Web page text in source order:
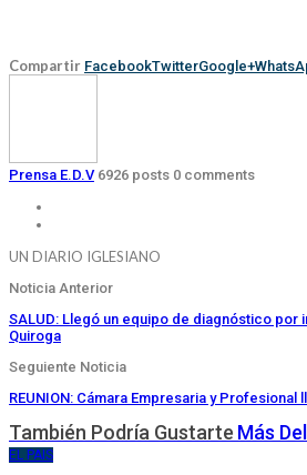
Compartir FacebookTwitterGoogle+
Prensa E.D.V 6926 posts 0 comments
UN DIARIO IGLESIANO
Noticia Anterior
SALUD: Llegó un equipo de diagnóstico por
Quiroga
Seguiente Noticia
REUNION: Cámara Empresaria y Profesional
También Podría Gustarte Más
EL PAIS